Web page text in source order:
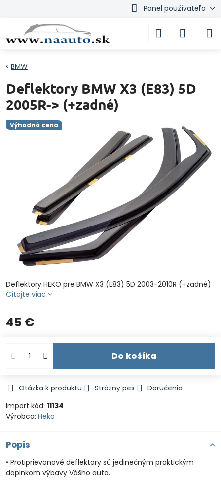
Panel používateľa
Výhodná cena
BMW
Deflektory BMW X3 (E83) 5D
2005R-> (+zadné)
Deflektory HEKO pre BMW X3 (E83) 5D 2003-2010R (+zadné)
Čítajte viac
45 €
Do košíka
Otázka k produktu Strážny pes
Doručenia
Import kód: 11134
Výrobca: Heko
Popis
• Protiprievanové deflektory sú jedinečným praktickým
doplnkom výbavy Vášho auta.